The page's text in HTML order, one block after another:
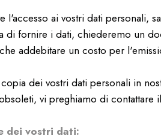
ai vostri dati personali,
fornire i dati, chiederemo un
addebitare un costo per
dei vostri dati personali in
vi preghiamo di
dei vostri dati: